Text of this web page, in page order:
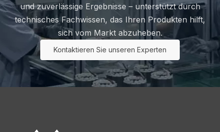
und zuverlässige Ergebnisse – unterstützt durch
technisches Fachwissen, das Ihren Produkten hilft,
sich vom Markt abzuheben.
Kontaktieren Sie unseren Experten